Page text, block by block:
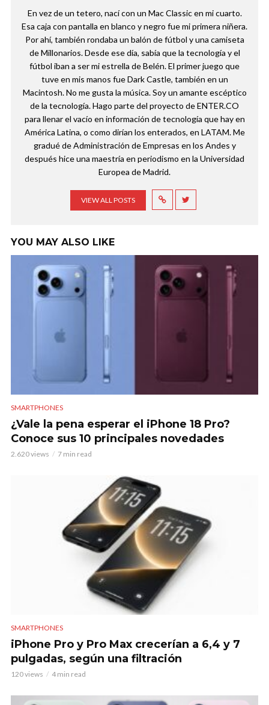
En vez de un tetero, nací con un Mac Classic en mi cuarto.
Esa caja con pantalla en blanco y negro fue mi primera niñera.
Por ahí, también rondaba un balón de fútbol y una camiseta
de Millonarios. Desde ese día, sabía que la tecnología y el
fútbol iban a ser mi estrella de Belén. El primer juego que
tuve en mis manos fue Dark Castle, también en un
Macintosh. No me gusta la música. Soy un amante escéptico
de la tecnología. Hago parte del proyecto de ENTER.CO
para llenar el vacío en información de tecnología que hay en
América Latina, o como dirían los enterados, en LATAM. Me
gradué de Administración de Empresas en los Andes y
después hice una maestría en periodismo en la Universidad
Europea de Madrid.
VIEW ALL POSTS
YOU MAY ALSO LIKE
SMARTPHONES
¿Vale la pena esperar el iPhone 18 Pro?
Conoce sus 10 principales novedades
2.620 views 7 min read
SMARTPHONES
iPhone Pro y Pro Max crecerían a 6,4 y 7
pulgadas, según una filtración
120 views 4 min read